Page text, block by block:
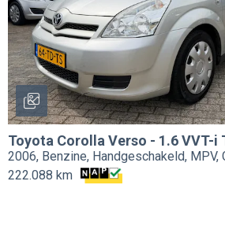
Toyota Corolla Verso - 1.6 VVT-i
2006, Benzine, Handgeschakeld, MPV,
222.088 km